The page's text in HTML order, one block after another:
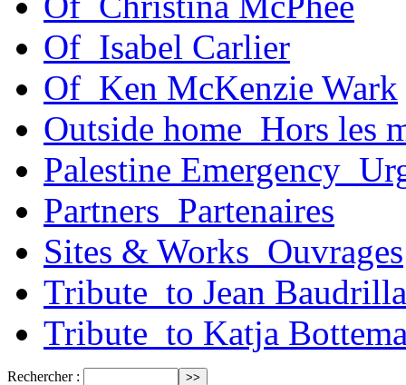
Of_Isabel Carlier
Of_Ken McKenzie Wark
Outside home_Hors les
Palestine
Partners_Partenaires
Sites & Works_Ouvrages
Tribute_to Jean
Tribute_to Katja
Rechercher :